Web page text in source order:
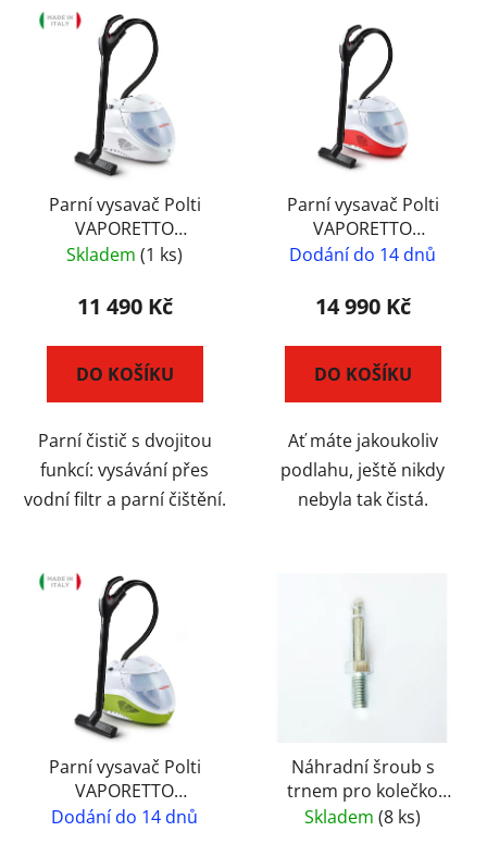
Parní vysavač Polti
VAPORETTO
LECOASPIRA FAV30
Skladem (1 ks)
11 490 Kč
DO KOŠÍKU
Parní čistič s dvojitou
funkcí: vysávání přes
vodní filtr a parní čištění.
Parní vysavač Polti
VAPORETTO
LECOASPIRA FAV50
Dodání do 14 dnů
14 990 Kč
DO KOŠÍKU
Ať máte jakoukoliv
podlahu, ještě nikdy
nebyla tak čistá.
Parní vysavač Polti
VAPORETTO
LECOASPIRA FAV80
Dodání do 14 dnů
Náhradní šroub s
trnem pro kolečko
40mm k parnímu čističi
Skladem (8 ks)